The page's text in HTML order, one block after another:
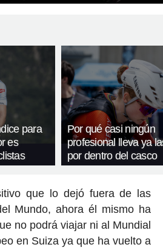
para
es
Por qué casi ningún
profesional lleva ya
por dentro del casco
que lo dejó fuera de las
Mundo, ahora él mismo ha
no podrá viajar ni al Mundial
en Suiza ya que ha vuelto a